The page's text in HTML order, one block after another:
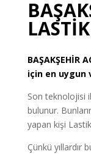
BAŞAKŞEHİR
için en uygun
Son teknolojisi
bulunur.
yapan kişi
Çünkü yıllardır